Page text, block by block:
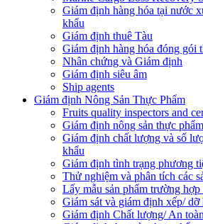
Giám định hàng hóa tại nước
khẩu
Giám định thuê Tàu
Giám định hàng hóa đóng gói
Nhân chứng và Giám định
Giám định siêu âm
Ship agents
Giám định Nông Sản Thực Phẩm
Fruits quality inspectors and
Giám định nông sản thực phẩm
Giám định chất lượng và số
khẩu
Giám định tình trạng phương
Thử nghiệm và phân tích các
Lấy mẫu sản phẩm trường hợp
Giám sát và giám định xếp/ dỡ
Giám định Chất lượng/ An